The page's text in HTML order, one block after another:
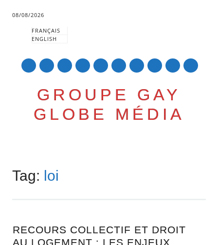
08/08/2026
FRANÇAIS
ENGLISH
GROUPE GAY
GLOBE MÉDIA
Main menu
content
Tag: loi
RECOURS COLLECTIF ET DROIT
AU LOGEMENT : LES ENJEUX